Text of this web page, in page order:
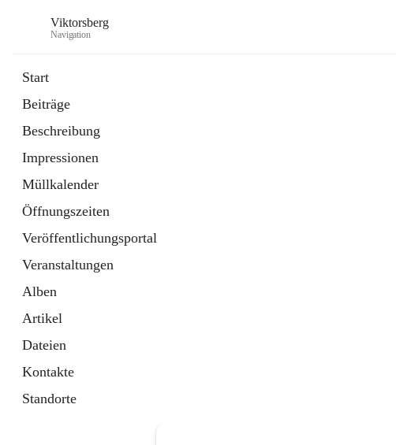
Viktorsberg
Navigation
Start
Beiträge
Beschreibung
Impressionen
Müllkalender
Öffnungszeiten
Veröffentlichungsportal
Veranstaltungen
Alben
Artikel
Dateien
Kontakte
Standorte